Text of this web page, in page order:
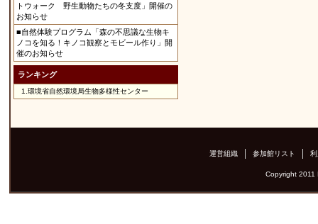
トウォーク 野生動物たちの冬支度」開催の
お知らせ
■自然体験プログラム「森の不思議な生物キ
ノコを知る！キノコ観察とモビール作り」開
催のお知らせ
ランキング
1. 環境省自然環境局生物多様性センター
運営組織 参加館リスト
Copyright 2011